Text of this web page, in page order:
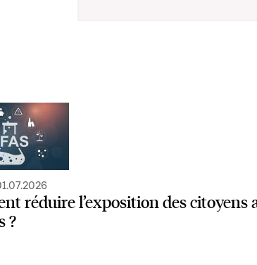
réduire l’exposition des citoyens
?